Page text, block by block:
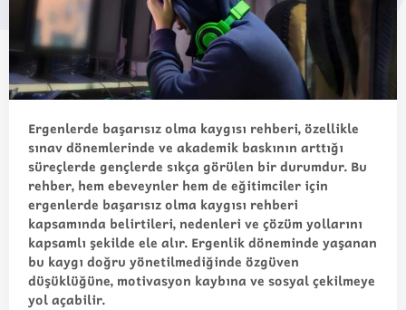
Ergenlerde başarısız olma kaygısı rehberi, özellikle
sınav dönemlerinde ve akademik baskının arttığı
süreçlerde gençlerde sıkça görülen bir durumdur. Bu
rehber, hem ebeveynler hem de eğitimciler için
ergenlerde başarısız olma kaygısı rehberi
kapsamında belirtileri, nedenleri ve çözüm yollarını
kapsamlı şekilde ele alır. Ergenlik döneminde yaşanan
bu kaygı doğru yönetilmediğinde özgüven
düşüklüğüne, motivasyon kaybına ve sosyal çekilmeye
yol açabilir.